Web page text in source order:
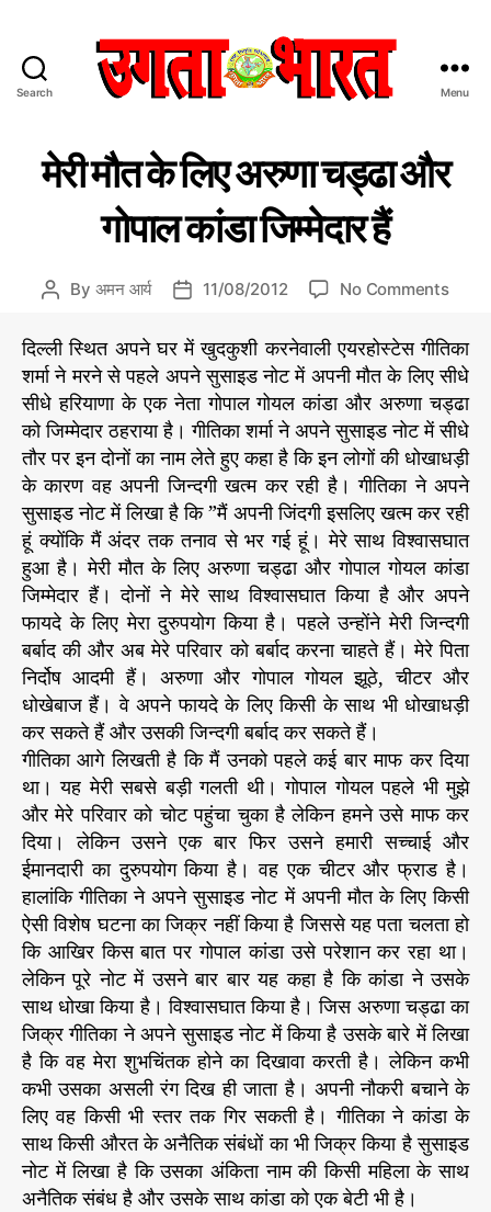
Search
ता
भा
त
हिं
दी
मा
चा
र
प
त्र
Menu
e
s
मेरी मौत के लिए अरुणा चड्ढा और
गोपाल कांडा जिम्मेदार हैं
P
s
t
a
u
t
h
o
r
By अमन आर्य
P
s
d
a
t
e
11/08/2012 No Commentso
री
मौ
त
के
लि
ए
अ
णा
च
ड्ढा
औ
र
गो
पा
ल
कां
डा
जि
म्मे
दा
र
हैं
दिल्ली स्थित अपने घर में खुदकुशी करनेवाली एयरहोस्टेस गीतिका
शर्मा ने मरने से पहले अपने सुसाइड नोट में अपनी मौत के लिए सीधे
सीधे हरियाणा के एक नेता गोपाल गोयल कांडा और अरुणा चड्ढा
को जिम्मेदार ठहराया है। गीतिका शर्मा ने अपने सुसाइड नोट में सीधे
तौर पर इन दोनों का नाम लेते हुए कहा है कि इन लोगों की धोखाधड़ी
के कारण वह अपनी जिन्दगी खत्म कर रही है। गीतिका ने अपने
सुसाइड नोट में लिखा है कि ”मैं अपनी जिंदगी इसलिए खत्म कर रही
हूं क्योंकि मैं अंदर तक तनाव से भर गई हूं। मेरे साथ विश्वासघात
हुआ है। मेरी मौत के लिए अरुणा चड्ढा और गोपाल गोयल कांडा
जिम्मेदार हैं। दोनों ने मेरे साथ विश्वासघात किया है और अपने
फायदे के लिए मेरा दुरुपयोग किया है। पहले उन्होंने मेरी जिन्दगी
बर्बाद की और अब मेरे परिवार को बर्बाद करना चाहते हैं। मेरे पिता
निर्दोष आदमी हैं। अरुणा और गोपाल गोयल झूठे, चीटर और
धोखेबाज हैं। वे अपने फायदे के लिए किसी के साथ भी धोखाधड़ी
कर सकते हैं और उसकी जिन्दगी बर्बाद कर सकते हैं।
गीतिका आगे लिखती है कि मैं उनको पहले कई बार माफ कर दिया
था। यह मेरी सबसे बड़ी गलती थी। गोपाल गोयल पहले भी मुझे
और मेरे परिवार को चोट पहुंचा चुका है लेकिन हमने उसे माफ कर
दिया। लेकिन उसने एक बार फिर उसने हमारी सच्चाई और
ईमानदारी का दुरुपयोग किया है। वह एक चीटर और फ्राड है।
हालांकि गीतिका ने अपने सुसाइड नोट में अपनी मौत के लिए किसी
ऐसी विशेष घटना का जिक्र नहीं किया है जिससे यह पता चलता हो
कि आखिर किस बात पर गोपाल कांडा उसे परेशान कर रहा था।
लेकिन पूरे नोट में उसने बार बार यह कहा है कि कांडा ने उसके
साथ धोखा किया है। विश्वासघात किया है। जिस अरुणा चड्ढा का
जिक्र गीतिका ने अपने सुसाइड नोट में किया है उसके बारे में लिखा
है कि वह मेरा शुभचिंतक होने का दिखावा करती है। लेकिन कभी
कभी उसका असली रंग दिख ही जाता है। अपनी नौकरी बचाने के
लिए वह किसी भी स्तर तक गिर सकती है। गीतिका ने कांडा के
साथ किसी औरत के अनैतिक संबंधों का भी जिक्र किया है सुसाइड
नोट में लिखा है कि उसका अंकिता नाम की किसी महिला के साथ
अनैतिक संबंध है और उसके साथ कांडा को एक बेटी भी है।